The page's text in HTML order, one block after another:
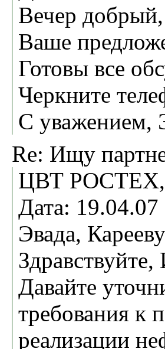
Вечер
Ваше
Готовы все
Черкните
С уважением,
Re: Ищу
ЦВТ
Дата:
Эвада,
Давайте
требования к
реализации